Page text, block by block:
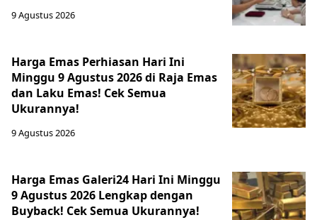
9 Agustus 2026
Harga Emas Perhiasan Hari Ini
Minggu 9 Agustus 2026 di Raja Emas
dan Laku Emas! Cek Semua
Ukurannya!
9 Agustus 2026
Harga Emas Galeri24 Hari Ini Minggu
9 Agustus 2026 Lengkap dengan
Buyback! Cek Semua Ukurannya!